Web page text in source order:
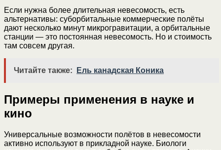
Если нужна более длительная невесомость, есть
альтернативы: суборбитальные коммерческие полёты
дают несколько минут микрогравитации, а орбитальные
станции — это постоянная невесомость. Но и стоимость
там совсем другая.
Читайте также: Ель канадская Коника
Примеры применения в науке и
кино
Универсальные возможности полётов в невесомости
активно используют в прикладной науке. Биологи